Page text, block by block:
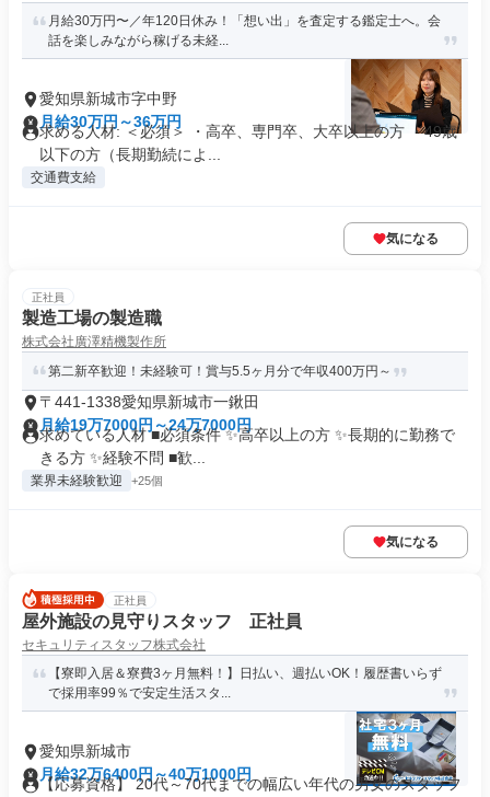
月給30万円〜／年120日休み！「想い出」を査定する鑑定士へ。会
話を楽しみながら稼げる未経...
愛知県新城市字中野
月給30万円～36万円
求める人材: ＜必須＞ ・高卒、専門卒、大卒以上の方 ・49歳
以下の方（長期勤続によ...
交通費支給
気になる
正社員
製造工場の製造職
株式会社廣澤精機製作所
第二新卒歓迎！未経験可！賞与5.5ヶ月分で年収400万円～
〒441-1338愛知県新城市一鍬田
月給19万7000円～24万7000円
求めている人材 ■必須条件 ✨高卒以上の方 ✨長期的に勤務で
きる方 ✨経験不問 ■歓...
業界未経験歓迎 +25個
気になる
正社員
屋外施設の見守りスタッフ 正社員
セキュリティスタッフ株式会社
【寮即入居＆寮費3ヶ月無料！】日払い、週払いOK！履歴書いらず
で採用率99％で安定生活スタ...
愛知県新城市
月給32万6400円～40万1000円
【応募資格】 20代～70代までの幅広い年代の男女のスタッフ